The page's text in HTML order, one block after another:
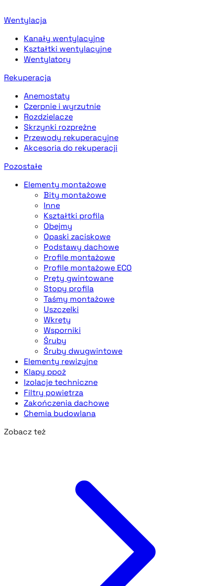
Wentylacja
Kanały wentylacyjne
Kształtki wentylacyjne
Wentylatory
Rekuperacja
Anemostaty
Czerpnie i wyrzutnie
Rozdzielacze
Skrzynki rozprężne
Przewody rekuperacyjne
Akcesoria do rekuperacji
Pozostałe
Elementy montażowe
Bity montażowe
Inne
Kształtki profila
Obejmy
Opaski zaciskowe
Podstawy dachowe
Profile montażowe
Profile montażowe ECO
Pręty gwintowane
Stopy profila
Taśmy montażowe
Uszczelki
Wkręty
Wsporniki
Śruby
Śruby dwugwintowe
Elementy rewizyjne
Klapy ppoż
Izolacje techniczne
Filtry powietrza
Zakończenia dachowe
Chemia budowlana
Zobacz też